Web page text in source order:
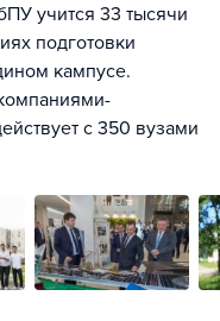
учится 33 тысячи
подготовки
кампусе.
с 350 вузами